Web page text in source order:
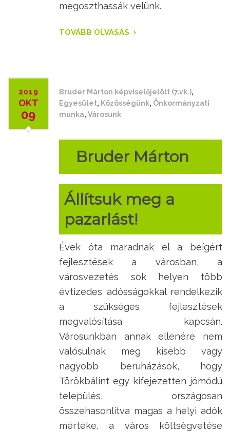
megoszthassák velünk.
TOVÁBB OLVASÁS
2019
OKT
09
Bruder Márton képviselőjelölt (7.vk.),
Egyesület, Közösségünk, Önkormányzati
munka, Városunk
Bruder Márton
Állítsuk meg a
pazarlást!
Évek óta maradnak el a beígért
fejlesztések a városban, a
városvezetés sok helyen több
évtizedes adósságokkal rendelkezik
a szükséges fejlesztések
megvalósítása kapcsán.
Városunkban annak ellenére nem
valósulnak meg kisebb vagy
nagyobb beruházások, hogy
Törökbálint egy kifejezetten jómódú
település, országosan
összehasonlítva magas a helyi adók
mértéke, a város költségvetése